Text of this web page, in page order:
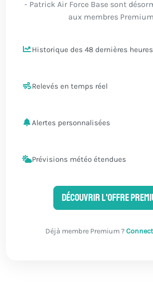
- Patrick Air Force Base sont
aux membres
Historique des 48 dernières heures
Relevés en temps réel
Alertes personnalisées
Prévisions météo étendues
Découvrir l'offre
Déjà membre Premium ?